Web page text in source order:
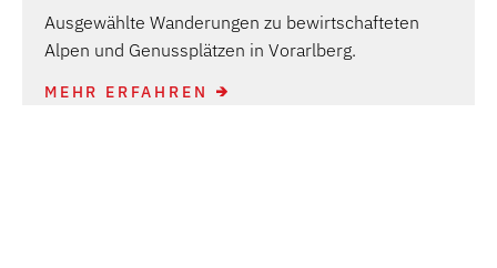
Ausgewählte Wanderungen zu bewirtschafteten
Alpen und Genussplätzen in Vorarlberg.
MEHR ERFAHREN